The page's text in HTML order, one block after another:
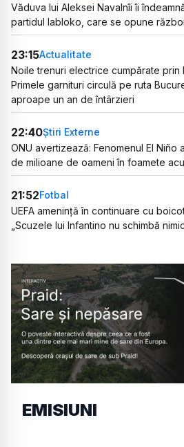
Văduva lui Aleksei Navalnîi îi
partidul Iabloko, care se opune
23:15Actualitate
Noile trenuri electrice cumpărate prin
Primele garnituri circulă pe ruta
aproape un an de întârzieri
22:40Știri Externe
ONU avertizează: Fenomenul El Niño
de milioane de oameni în foamete
21:52Fotbal
UEFA amenință în continuare cu
„Scuzele lui Infantino nu schimbă
EMISIUNI